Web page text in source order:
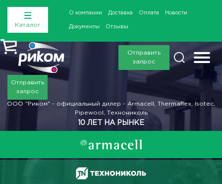
Каталог
О компании Доставка Оплата Новости
Документы Отзывы
Отправить
запрос
Отправить
запрос
ООО "Риком" - официальный дилер - Armacell, Thermaflex, Isotec,
Pipewool, Технониколь
10 ЛЕТ НА РЫНКЕ